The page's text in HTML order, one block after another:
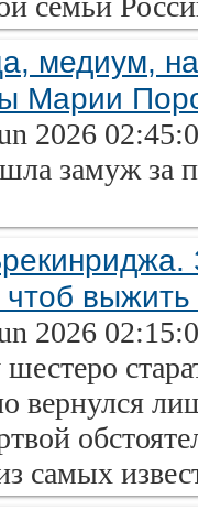
медиум,
Марии
2026
замуж за
чтоб выжить
2026
вернулся
самых